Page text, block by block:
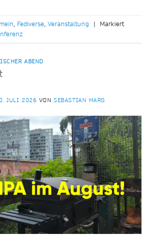
, Fediverse, Veranstaltung |
Markiert
ABEND
JULI 2026 VONSEBASTIAN MARG